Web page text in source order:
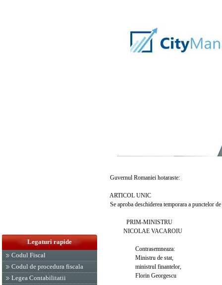
Legaturi rapide
Codul Fiscal
Codul de procedura fiscala
Legea Contabilitatii
Guvernul Romaniei hotaraste:
ARTICOL UNIC
Se aproba deschiderea temporara a punctelor
PRIM-MINISTRU
NICOLAE VACAROIU
Contrasemneaza:
Ministru de stat,
ministrul finantelor,
Florin Georgescu